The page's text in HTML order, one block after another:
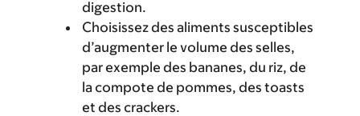
digestion.
Choisissez des aliments susceptibles
d’augmenter le volume des selles,
par exemple des bananes, du riz, de
la compote de pommes, des toasts
et des crackers.